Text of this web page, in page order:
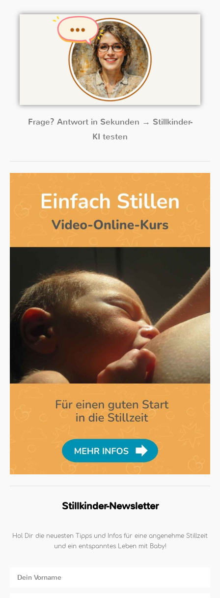
Frage? Antwort in Sekunden → Stillkinder-
KI testen
Stillkinder-Newsletter
Hol Dir die neuesten Tipps und Infos für eine angenehme Stillzeit
und ein entspanntes Leben mit Baby!